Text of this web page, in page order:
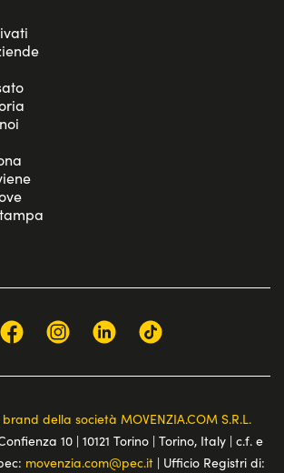
della società MOVENZIA.COM S.R.L.
10 | 10121 Torino | Torino, Italy | c.f. e
movenzia.com@pec.it| Ufficio Registri di: